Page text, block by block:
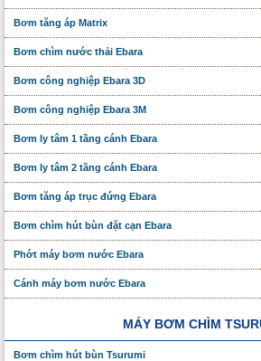
Bơm tăng áp Matrix
Bơm chìm nước thải Ebara
Bơm công nghiệp Ebara 3D
Bơm công nghiệp Ebara 3M
Bơm ly tâm 1 tầng cánh Ebara
Bơm ly tâm 2 tầng cánh Ebara
Bơm tăng áp trục đứng Ebara
Bơm chìm hút bùn đặt cạn Ebara
Phớt máy bơm nước Ebara
Cánh máy bơm nước Ebara
MÁY BƠM CHÌM
Bơm chìm hút bùn Tsurumi